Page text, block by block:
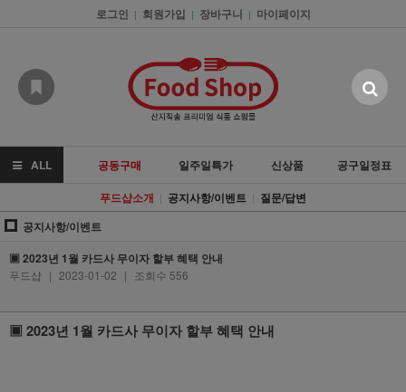
로그인 | 회원가입 | 장바구니 | 마이페이지
ALL 공동구매 일주일특가 신상품
공구일정표
푸드샵소개 | 공지사항/이벤트 | 질문/답변
공지사항/이벤트
▣ 2023년 1월 카드사 무이자 할부 혜택 안내
푸드샵 | 2023-01-02 | 조회수 556
▣ 2023년 1월 카드사 무이자 할부 혜택 안내